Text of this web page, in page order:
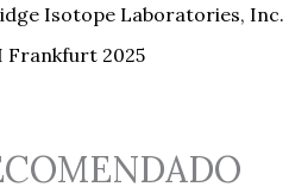
Isotope Laboratories, Inc.
Frankfurt 2025